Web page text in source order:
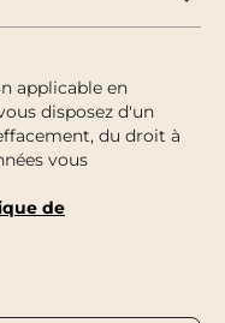
applicable en
disposez d'un
du droit à
vous
de